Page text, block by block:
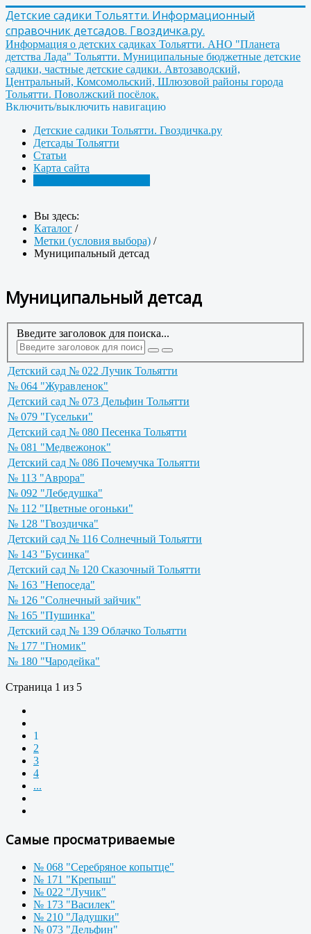
Детские садики Тольятти. Информационный
справочник детсадов. Гвоздичка.ру.
Информация о детских садиках Тольятти. АНО "Планета
детства Лада" Тольятти. Муниципальные бюджетные детские
садики, частные детские садики. Автозаводский,
Центральный, Комсомольский, Шлюзовой районы города
Тольятти. Поволжский посёлок.
Включить/выключить навигацию
Детские садики Тольятти. Гвоздичка.ру
Детсады Тольятти
Статьи
Карта сайта
Вы здесь:
Каталог /
Метки (условия выбора) /
Муниципальный детсад
Муниципальный детсад
Введите заголовок для поиска...
Детский сад № 022 Лучик Тольятти
№ 064 "Журавленок"
Детский сад № 073 Дельфин Тольятти
№ 079 "Гусельки"
Детский сад № 080 Песенка Тольятти
№ 081 "Медвежонок"
Детский сад № 086 Почемучка Тольятти
№ 113 "Аврора"
№ 092 "Лебедушка"
№ 112 "Цветные огоньки"
№ 128 "Гвоздичка"
Детский сад № 116 Солнечный Тольятти
№ 143 "Бусинка"
Детский сад № 120 Сказочный Тольятти
№ 163 "Непоседа"
№ 126 "Солнечный зайчик"
№ 165 "Пушинка"
Детский сад № 139 Облачко Тольятти
№ 177 "Гномик"
№ 180 "Чародейка"
Страница 1 из 5
1
2
3
4
...
Самые просматриваемые
№ 068 "Серебряное копытце"
№ 171 "Крепыш"
№ 022 "Лучик"
№ 173 "Василек"
№ 210 "Ладушки"
№ 073 "Дельфин"